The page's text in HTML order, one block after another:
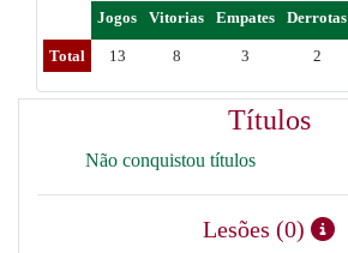
Jogos Vitorias Empates Derrotas
Total 13 8 3 2
Títulos
Não conquistou títulos
Lesões (0)